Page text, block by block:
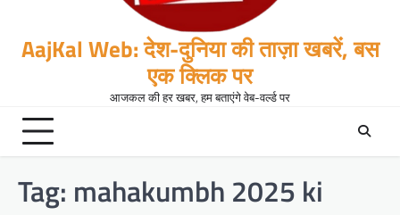
AajKal Web: देश-दुनिया की ताज़ा खबरें, बस
एक क्लिक पर
आजकल की हर खबर, हम बताएंगे वेब-वर्ल्ड पर
Tag: mahakumbh 2025 ki